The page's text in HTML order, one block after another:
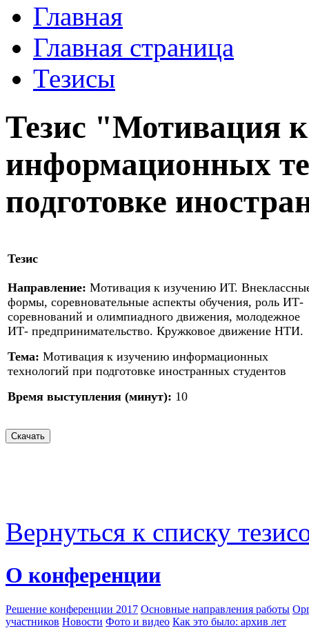
Главная
Главная страница
Тезисы
Тезис "Мотивация
информационных
подготовке
Тезис
Направление: Мотивация к изучению ИТ.
формы, соревновательные аспекты обучения, роль ИТ-
соревнований и олимпиадного движения, молодежное
ИТ- предпринимательство. Кружковое движение НТИ.
Тема: Мотивация к изучению информационных
технологий при подготовке иностранных студентов
Время выступления (минут): 10
Вернуться к списку
О конференции
Решение конференции 2017 Основные направления работы
участников Новости Фото и видео Как это было: архив лет